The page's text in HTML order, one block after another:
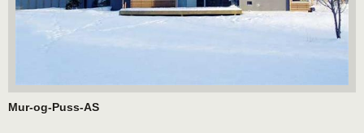
Mur-og-Puss-AS